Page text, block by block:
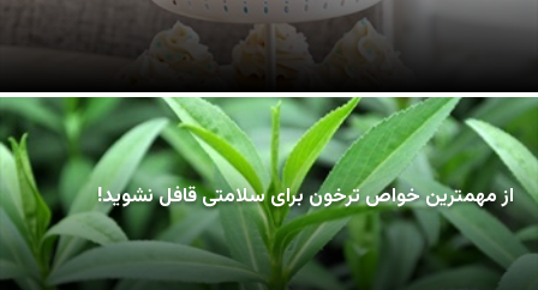
از مهمترین خواص ترخون برای سلامتی قافل نشوید!